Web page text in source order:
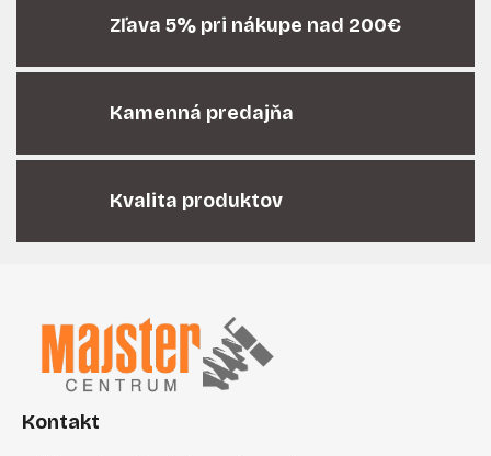
i
p
v
v
p
Zľava 5% pri nákupe nad 200€
Kamenná predajňa
Kvalita produktov
Kontakt